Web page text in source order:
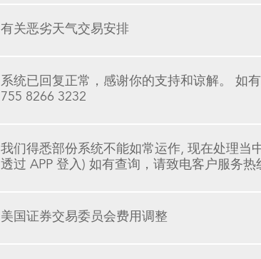
有关恶劣天气交易安排
系统已回复正常，感谢你的支持和谅解。 如
755 8266 3232
我们得悉部份系统不能如常运作, 现在处理当
透过 APP 登入) 如有查询，请致电客户服务
美国证券交易委员会费用调整